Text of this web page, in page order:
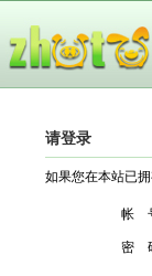
请登录
如果您在本站已
帐
密